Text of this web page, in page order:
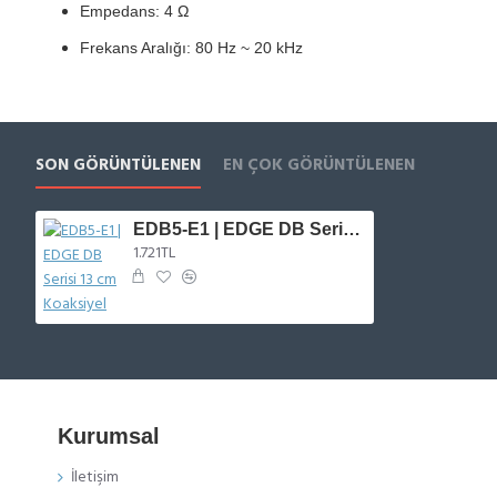
Empedans: 4 Ω
Frekans Aralığı: 80 Hz ~ 20 kHz
SON GÖRÜNTÜLENEN EN ÇOK GÖRÜNTÜLENEN
EDB5-E1 | EDGE DB Serisi 13 cm Koaksiyel
1.721TL
Kurumsal
İletişim